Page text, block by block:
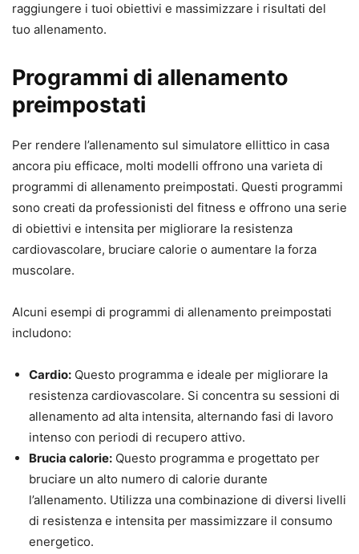
raggiungere i tuoi obiettivi e massimizzare i risultati del
tuo allenamento.
Programmi di allenamento
preimpostati
Per rendere l’allenamento sul simulatore ellittico in casa
ancora piu efficace, molti modelli offrono una varieta di
programmi di allenamento preimpostati. Questi programmi
sono creati da professionisti del fitness e offrono una serie
di obiettivi e intensita per migliorare la resistenza
cardiovascolare, bruciare calorie o aumentare la forza
muscolare.
Alcuni esempi di programmi di allenamento preimpostati
includono:
Cardio: Questo programma e ideale per migliorare la
resistenza cardiovascolare. Si concentra su sessioni di
allenamento ad alta intensita, alternando fasi di lavoro
intenso con periodi di recupero attivo.
Brucia calorie: Questo programma e progettato per
bruciare un alto numero di calorie durante
l’allenamento. Utilizza una combinazione di diversi livelli
di resistenza e intensita per massimizzare il consumo
energetico.